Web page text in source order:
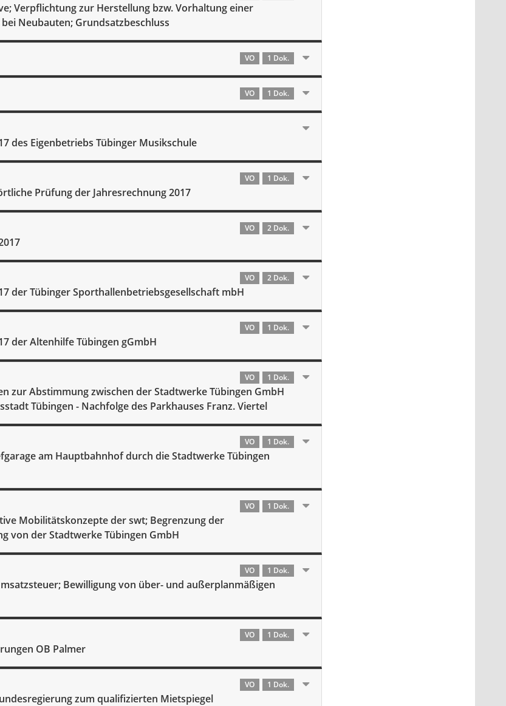
Verpflichtung zur Herstellung bzw. Vorhaltung einer
Neubauten; Grundsatzbeschluss
VO 1 Dok.
VO 1 Dok.
des Eigenbetriebs Tübinger Musikschule
VO 1 Dok.
Prüfung der Jahresrechnung 2017
VO 2 Dok.
VO 2 Dok.
der Tübinger Sporthallenbetriebsgesellschaft mbH
VO 1 Dok.
der Altenhilfe Tübingen gGmbH
VO 1 Dok.
zur Abstimmung zwischen der Stadtwerke Tübingen GmbH
Tübingen - Nachfolge des Parkhauses Franz. Viertel
VO 1 Dok.
am Hauptbahnhof durch die Stadtwerke Tübingen
VO 1 Dok.
Mobilitätskonzepte der swt; Begrenzung der
von der Stadtwerke Tübingen GmbH
VO 1 Dok.
Bewilligung von über- und außerplanmäßigen
VO 1 Dok.
OB Palmer
VO 1 Dok.
zum qualifizierten Mietspiegel